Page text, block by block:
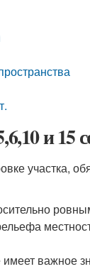
и 15
участка,
важное